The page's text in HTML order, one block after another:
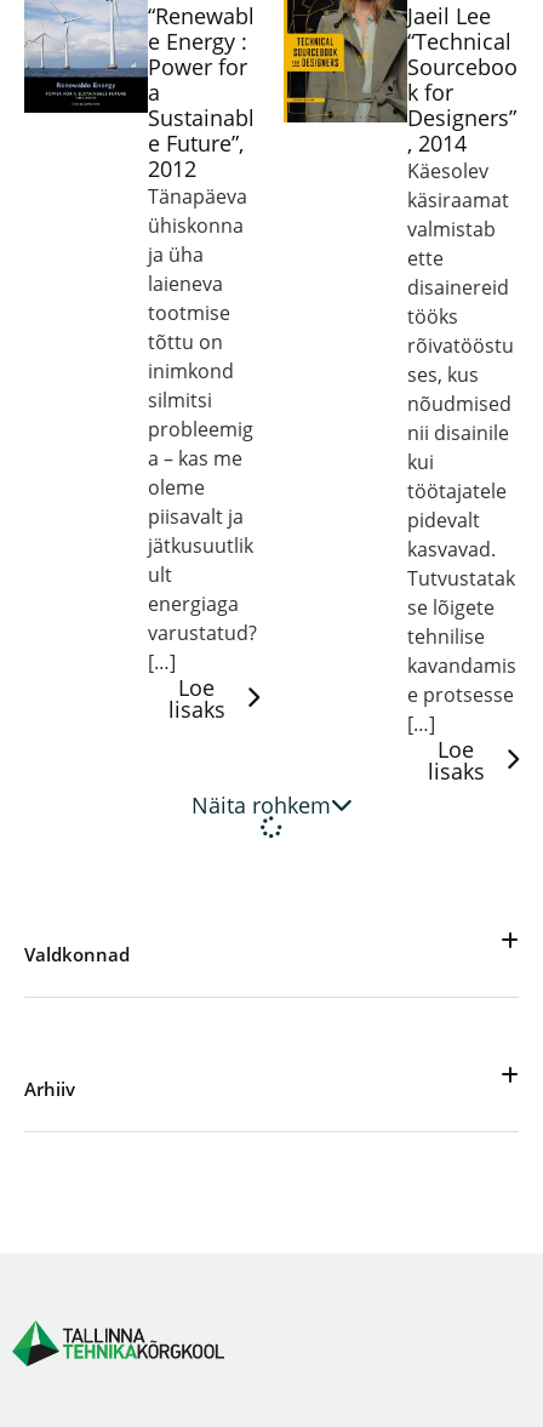
“Renewabl
e Energy :
Power for
a
Sustainabl
e Future”,
2012
Tänapäeva
ühiskonna
ja üha
laieneva
tootmise
tõttu on
inimkond
silmitsi
probleemig
a – kas me
oleme
piisavalt ja
jätkusuutlik
ult
energiaga
varustatud?
[…]
Loe
lisaks
Jaeil Lee
“Technical
Sourceboo
k for
Designers”
, 2014
Käesolev
käsiraamat
valmistab
ette
disainereid
tööks
rõivatööstu
ses, kus
nõudmised
nii disainile
kui
töötajatele
pidevalt
kasvavad.
Tutvustatak
se lõigete
tehnilise
kavandamis
e protsesse
[…]
Loe
lisaks
Näita rohkem
Valdkonnad
Arhiiv